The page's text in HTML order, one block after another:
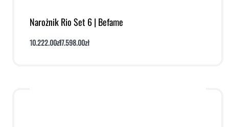
Narożnik Rio Set 6 | Befame
10.222.00zł17.598.00zł